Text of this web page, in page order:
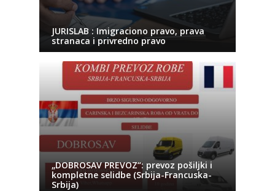
JURISLAB : Imigraciono pravo, prava
stranaca i privredno pravo
„DOBROSAV PREVOZ“: prevoz pošiljki i
kompletne selidbe (Srbija-Francuska-
Srbija)